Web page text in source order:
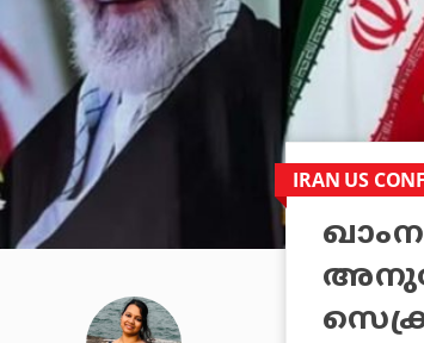
IRAN US